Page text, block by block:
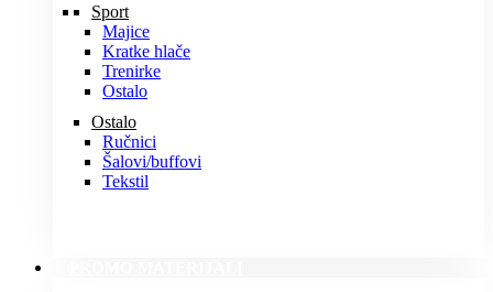
Sport
Majice
Kratke hlače
Trenirke
Ostalo
Ostalo
Ručnici
Šalovi/buffovi
Tekstil